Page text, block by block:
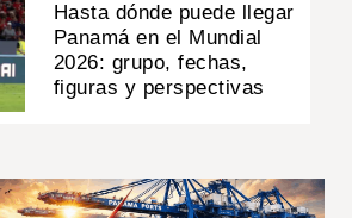
Hasta dónde puede llegar
Panamá en el Mundial
2026: grupo, fechas,
figuras y perspectivas